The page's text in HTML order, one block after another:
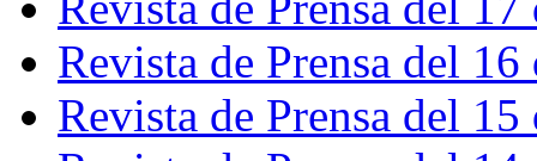
Revista de Prensa del
Revista de Prensa del